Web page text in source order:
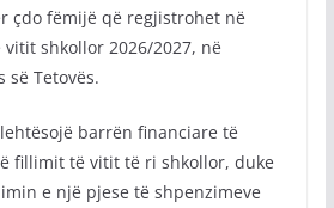
çdo fëmijë që regjistrohet në
shkollor 2026/2027, në
së Tetovës.
barrën financiare të
fillimit të vitit të ri shkollor, duke
e një pjese të shpenzimeve